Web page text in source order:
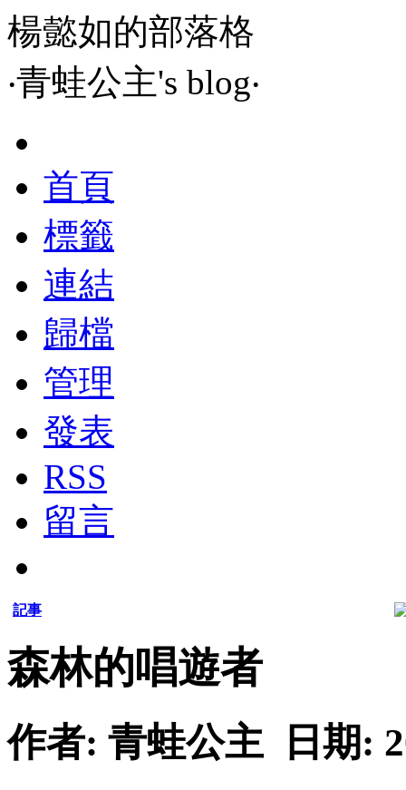
楊懿如的部落格
‧青蛙公主's blog‧
首頁
標籤
連結
歸檔
管理
發表
RSS
留言
記事
森林的唱遊者
作者: 青蛙公主 日期: